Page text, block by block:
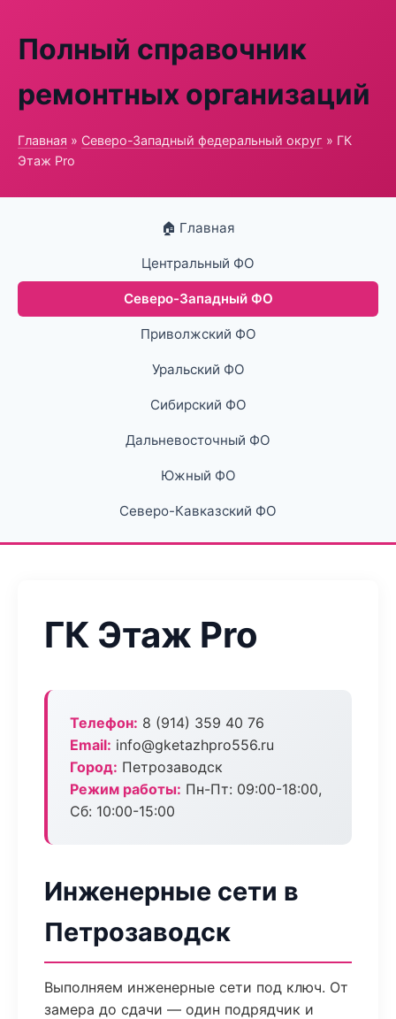
Полный справочник
ремонтных организаций
Главная » Северо-Западный федеральный округ » ГК
Этаж Pro
🏠 Главная
Центральный ФО
Северо-Западный ФО
Приволжский ФО
Уральский ФО
Сибирский ФО
Дальневосточный ФО
Южный ФО
Северо-Кавказский ФО
ГК Этаж Pro
Телефон: 8 (914) 359 40 76
Email: info@gketazhpro556.ru
Город: Петрозаводск
Режим работы: Пн-Пт: 09:00-18:00,
Сб: 10:00-15:00
Инженерные сети в
Петрозаводск
Выполняем инженерные сети под ключ. От
замера до сдачи — один подрядчик и